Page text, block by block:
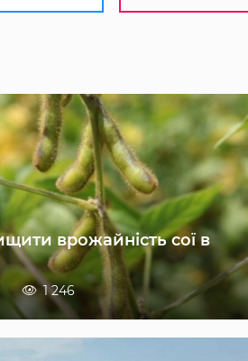
врожайність сої в
1 246